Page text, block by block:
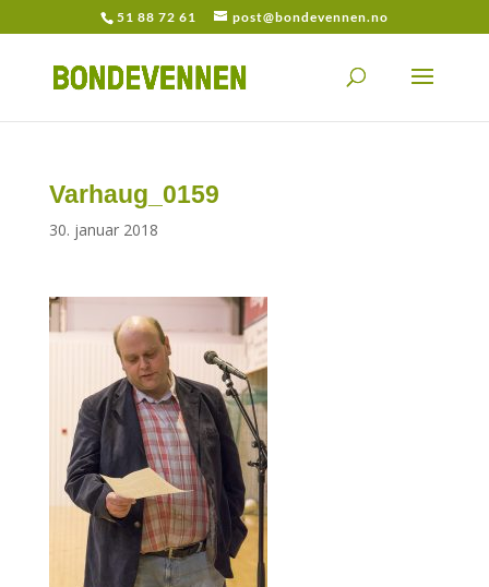
51 88 72 61 post@bondevennen.no
Varhaug_0159
30. januar 2018